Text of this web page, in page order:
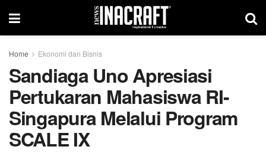
Home Ekonomi dan Bisnis
Sandiaga Uno Apresiasi
Pertukaran Mahasiswa RI-
Singapura Melalui Program
SCALE IX